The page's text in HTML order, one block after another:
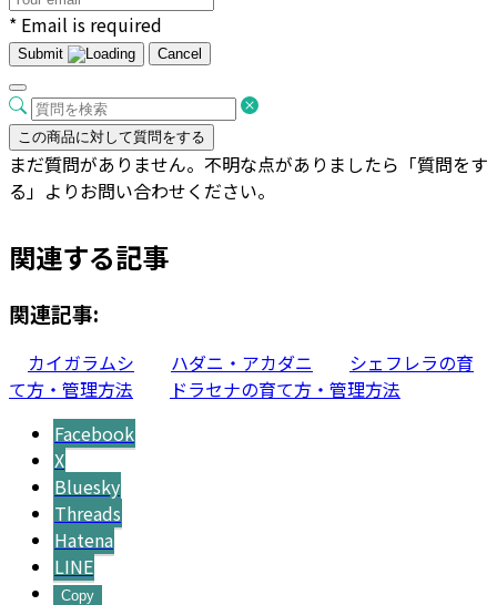
* Email is required
Submit Cancel
この商品に対して質問をする
まだ質問がありません。不明な点がありましたら「質問をす
る」よりお問い合わせください。
関連する記事
関連記事:
カイガラムシ ハダニ・アカダニ
シェフレラの育
て方・管理方法
ドラセナの育て方・管理方法
Facebook
X
Bluesky
Threads
Hatena
LINE
Copy